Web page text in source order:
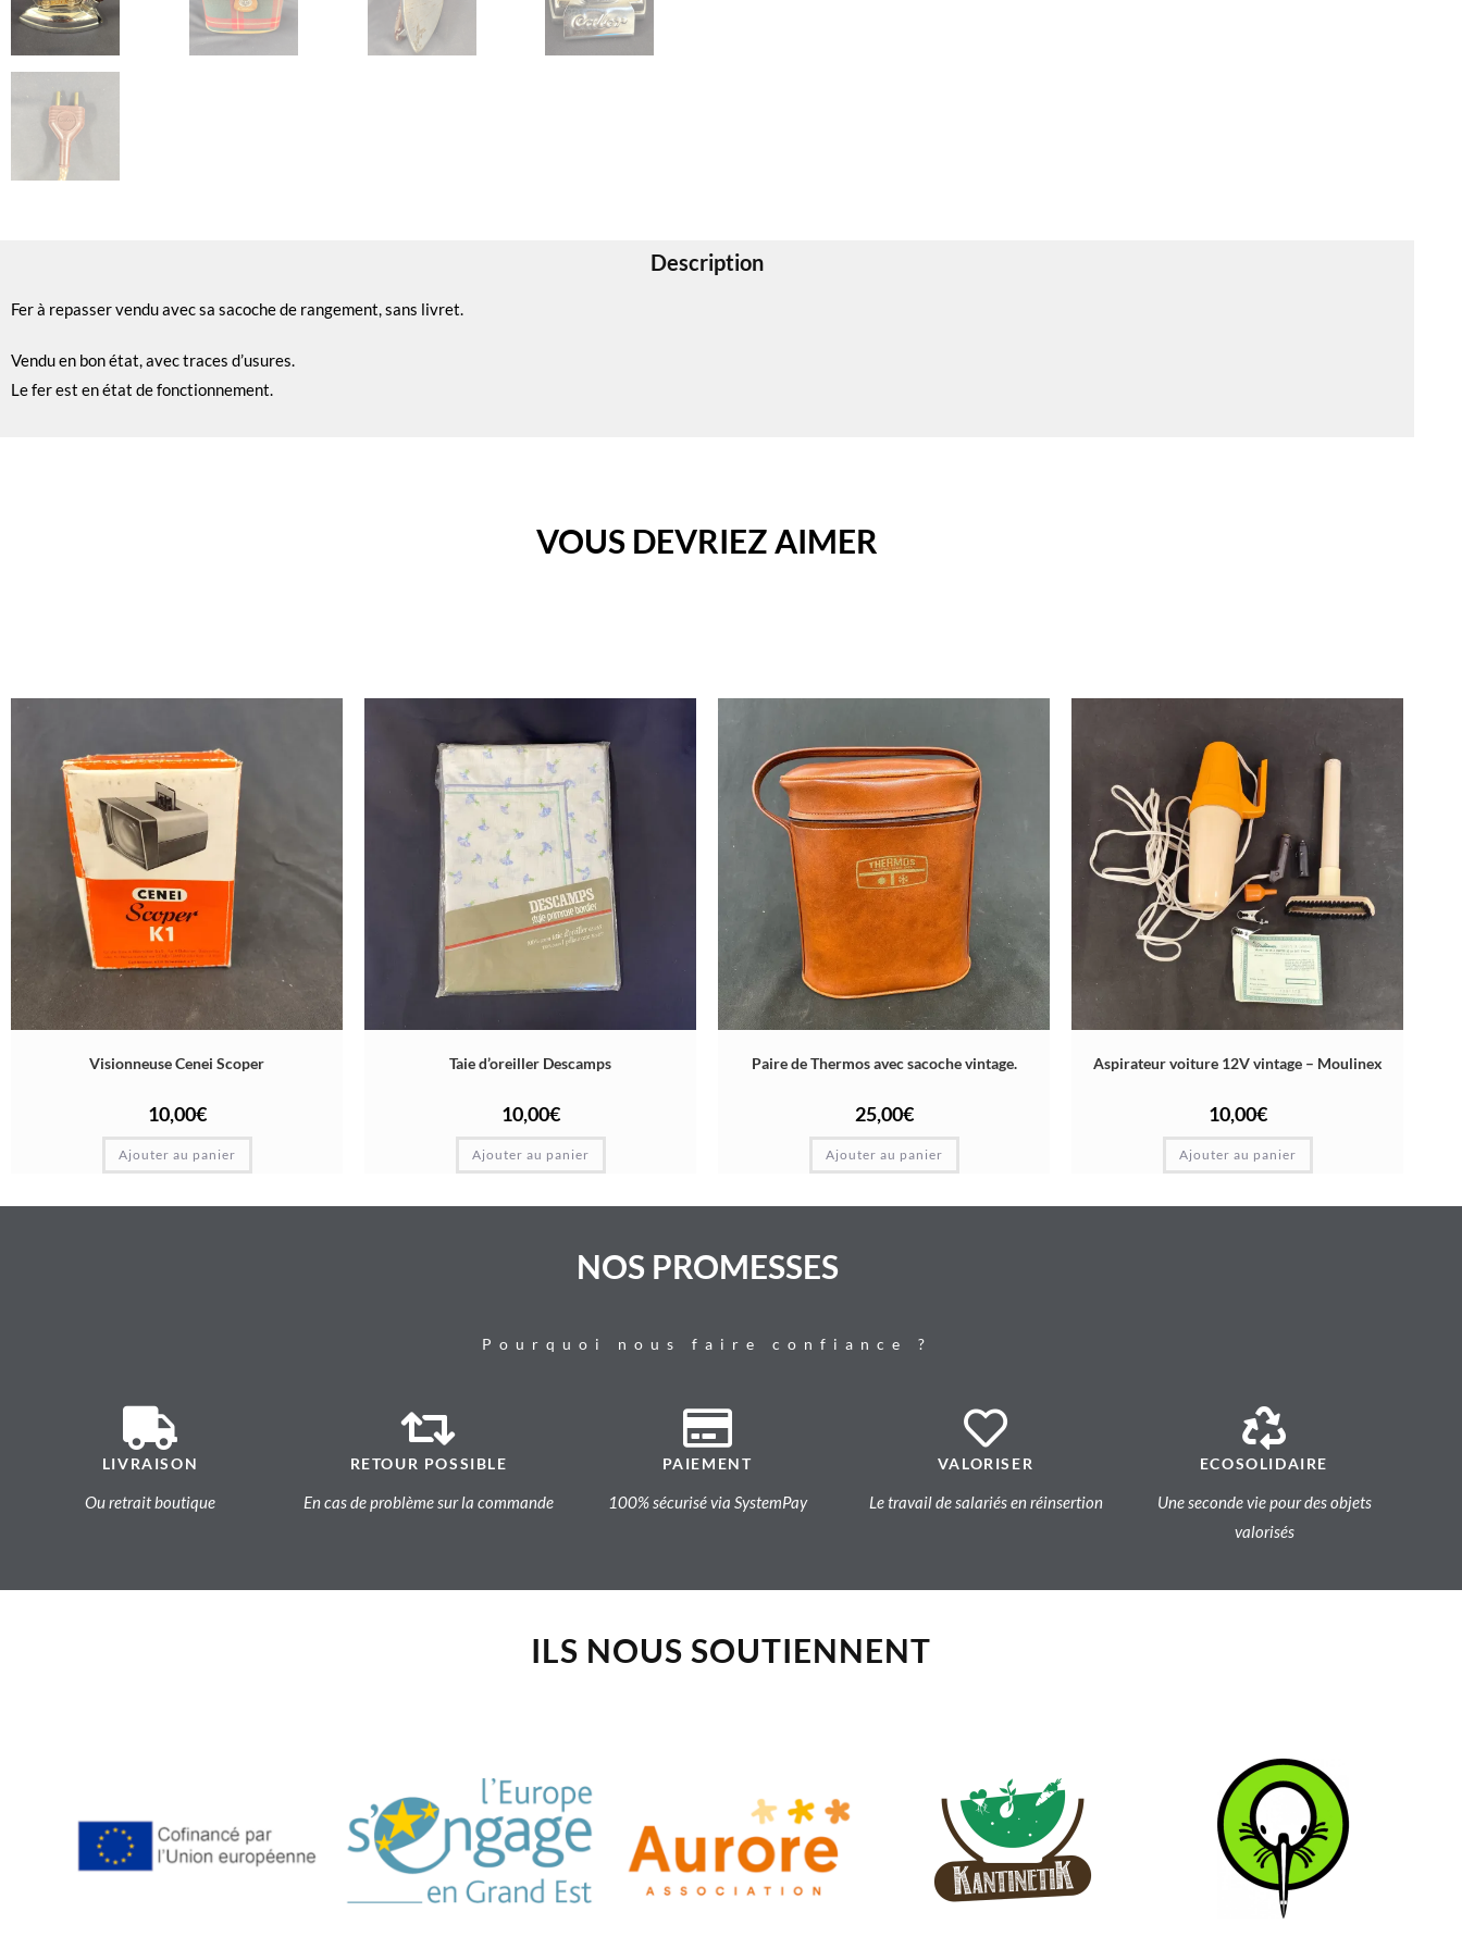
Description
Fer à repasser vendu avec sa sacoche de rangement, sans livret.
Vendu en bon état, avec traces d’usures.
Le fer est en état de fonctionnement.
VOUS DEVRIEZ AIMER
Visionneuse Cenei Scoper
10,00€
Ajouter au panier
Taie d’oreiller Descamps
10,00€
Ajouter au panier
Paire de Thermos avec sacoche vintage.
25,00€
Ajouter au panier
Aspirateur voiture 12V vintage – Moulinex
10,00€
Ajouter au panier
NOS PROMESSES
Pourquoi nous faire confiance ?
LIVRAISON
Ou retrait boutique
RETOUR POSSIBLE
En cas de problème sur la commande
PAIEMENT
100% sécurisé via SystemPay
VALORISER
Le travail de salariés en réinsertion
ECOSOLIDAIRE
Une seconde vie pour des objets
valorisés
ILS NOUS SOUTIENNENT